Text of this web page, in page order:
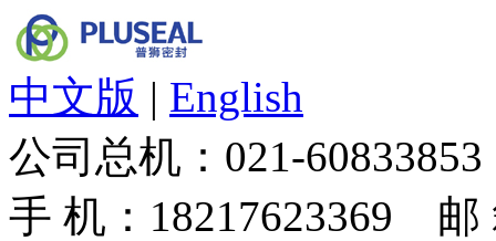
中文版 | English
公司总机： 021-60833853
手 机： 18217623369 邮